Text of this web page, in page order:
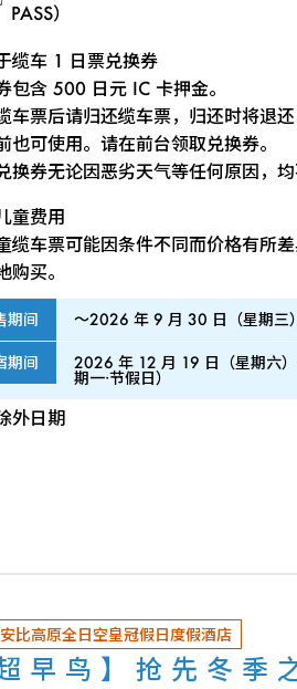
PASS）
缆车 1 日票兑换券
包含 500 日元 IC 卡押金。
车票后请归还缆车票，归还时将退还
也可使用。请在前台领取兑换券。
换券无论因恶劣天气等任何原因，均
童费用
缆车票可能因条件不同而价格有所
购买。
期间 ～2026 年 9 月 30 日（星期三）
期间 2026 年 12 月 19 日（星期六
期一·节假日）
外日期
比高原全日空皇冠假日度假酒店
超早鸟】抢先冬